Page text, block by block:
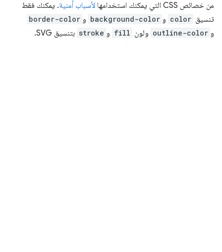
من خصائص CSS التي يمكنك استخدامها
لأسباب أمنية. يمكنك فقط
تنسيق color و background-color و border-color
و outline-color ولون fill و stroke بتنسيق SVG.